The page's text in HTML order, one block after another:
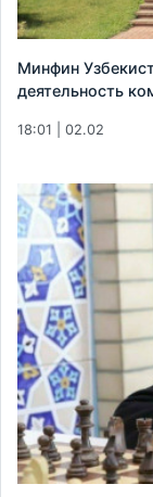
Минфин
деятельность
18:01 | 02.02